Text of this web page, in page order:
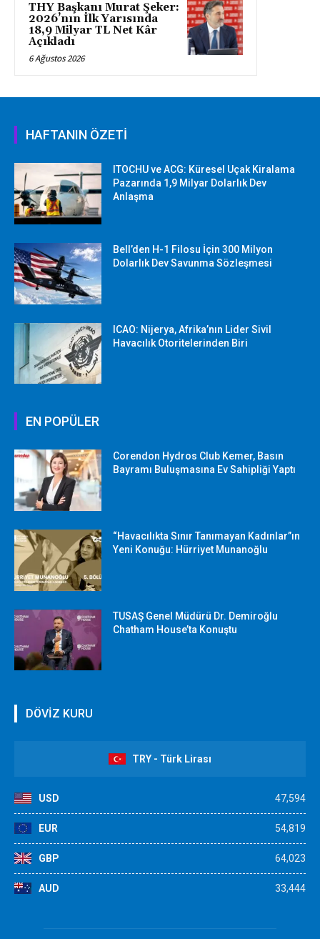
THY Başkanı Murat Şeker:
2026’nın İlk Yarısında
18,9 Milyar TL Net Kâr
Açıkladı
6 Ağustos 2026
HAFTANIN ÖZETİ
ITOCHU ve ACG: Küresel Uçak Kiralama
Pazarında 1,9 Milyar Dolarlık Dev
Anlaşma
Bell’den H-1 Filosu İçin 300 Milyon
Dolarlık Dev Savunma Sözleşmesi
ICAO: Nijerya, Afrika’nın Lider Sivil
Havacılık Otoritelerinden Biri
EN POPÜLER
Corendon Hydros Club Kemer, Basın
Bayramı Buluşmasına Ev Sahipliği Yaptı
“Havacılıkta Sınır Tanımayan Kadınlar”ın
Yeni Konuğu: Hürriyet Munanoğlu
TUSAŞ Genel Müdürü Dr. Demiroğlu
Chatham House’ta Konuştu
DÖVİZ KURU
TRY - Türk Lirası
USD 47,594
EUR 54,819
GBP 64,023
AUD 33,444